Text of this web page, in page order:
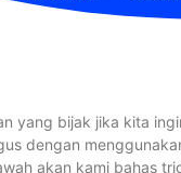
yang bijak jika kita
dengan
akan kami bahas